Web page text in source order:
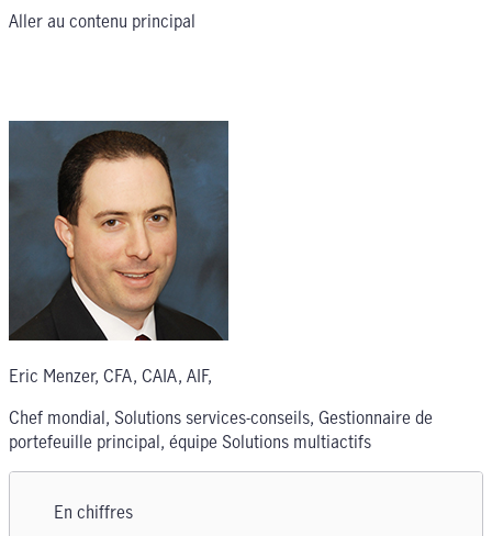
Aller au contenu principal
Eric Menzer, CFA, CAIA, AIF,
Chef mondial, Solutions services-conseils, Gestionnaire de
portefeuille principal, équipe Solutions multiactifs
En chiffres